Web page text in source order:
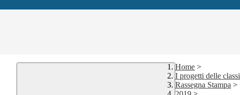
Home >
I progetti delle classi
Rassegna Stampa >